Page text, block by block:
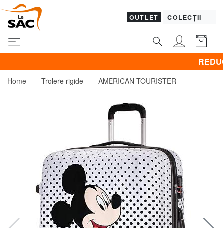
OUTLET COLECȚII
Home Trolere rigide AMERICAN TOURISTER